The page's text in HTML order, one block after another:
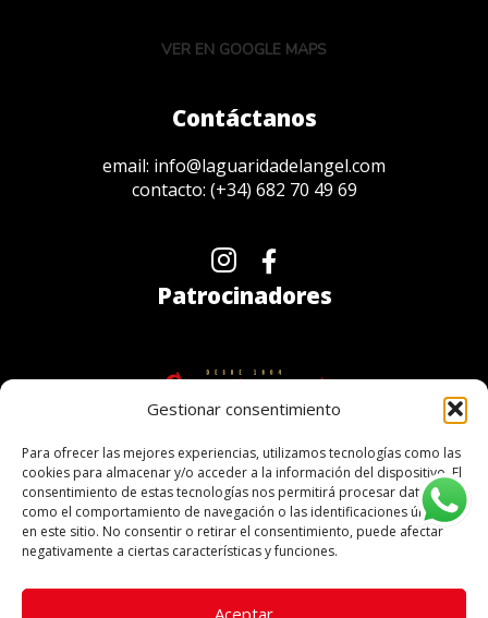
Gestionar consentimiento
Para ofrecer las mejores experiencias, utilizamos tecnologías como las
cookies para almacenar y/o acceder a la información del dispositivo. El
consentimiento de estas tecnologías nos permitirá procesar datos
como el comportamiento de navegación o las identificaciones únicas
en este sitio. No consentir o retirar el consentimiento, puede afectar
negativamente a ciertas características y funciones.
Aceptar
VER EN GOOGLE MAPS
Contáctanos
email: info@laguaridadelangel.com
contacto: (+34) 682 70 49 69
Patrocinadores